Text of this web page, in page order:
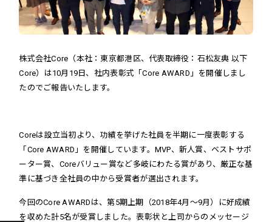
株式会社Core（本社：東京都港区、代表取締役：石松友典 以下
Core）は10月19日、社内表彰式「Core AWARD」を開催しまし
たのでご報告いたします。
Coreは設立当初より、功績を挙げた社員を半期に一度表彰する
「Core AWARD」を開催しています。MVP、新人賞、ベストサポ
ーター賞、Coreバリュー賞など多岐にわたる賞があり、厳正な基
準に基づき全社員の中から受賞者が選出されます。
今回のCore AWARDは、第5期上期（2018年4月～9月）に好成績
を収めた計5名が受賞しました。表彰状と上司からのメッセージ